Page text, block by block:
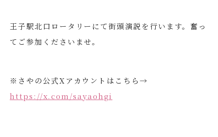
王子駅北口ロータリーにて街頭演説を行います。奮っ
てご参加くださいませ。
※さやの公式Xアカウントはこちら→
https://x.com/sayaohgi